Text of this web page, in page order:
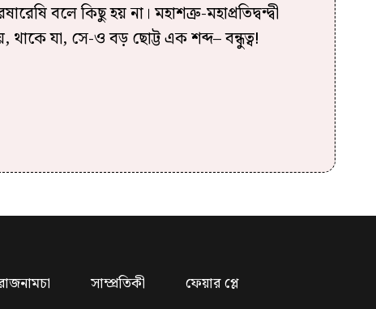
বলে কিছু হয় না। মহাশত্রু-মহাপ্রতিদ্বন্দ্বী
থাকে যা, সে-ও বড় ছোট্ট এক শব্দ– বন্ধুত্ব!
সাম্প্রতিকী ফেয়ার প্লে